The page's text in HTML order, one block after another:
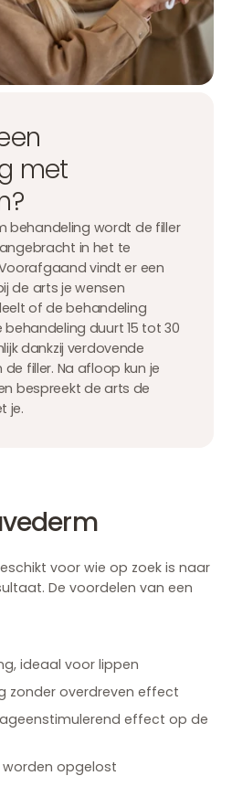
met
behandeling wordt de filler
in het te
vindt er een
de arts je wensen
of de behandeling
behandeling duurt 15 tot 30
dankzij verdovende
filler. Na afloop kun je
bespreekt de arts de
je.
voor wie op zoek is naar
De voordelen van een
ideaal voor lippen
zonder overdreven effect
effect op de
worden opgelost